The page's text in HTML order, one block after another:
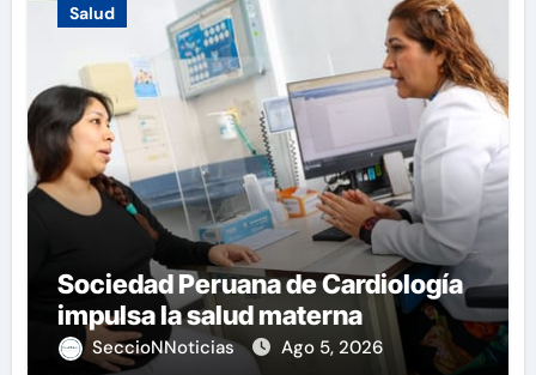
Salud
Sociedad Peruana de Cardiología
impulsa la salud materna
SeccioNNoticias Ago 5, 2026